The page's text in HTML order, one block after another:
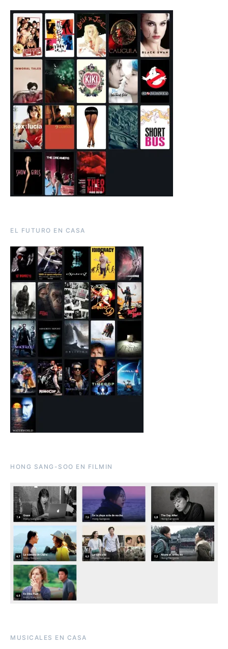
EL FUTURO EN CASA
HONG SANG-SOO EN FILMIN
MUSICALES EN CASA